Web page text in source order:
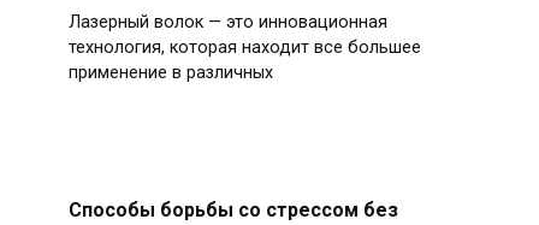
Лазерный волок — это инновационная
технология, которая находит все большее
применение в различных
Способы борьбы со стрессом без